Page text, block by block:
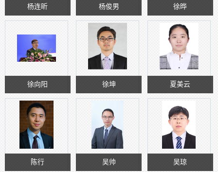
杨连昕 杨俊男 徐晔
徐向阳 徐坤 夏美云
陈行 吴帅 吴琼